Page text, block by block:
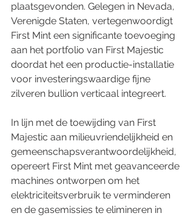
plaatsgevonden. Gelegen in Nevada,
Verenigde Staten, vertegenwoordigt
First Mint een significante toevoeging
aan het portfolio van First Majestic
doordat het een productie-installatie
voor investeringswaardige fijne
zilveren bullion verticaal integreert.
In lijn met de toewijding van First
Majestic aan milieuvriendelijkheid en
gemeenschapsverantwoordelijkheid,
opereert First Mint met geavanceerde
machines ontworpen om het
elektriciteitsverbruik te verminderen
en de gasemissies te elimineren in